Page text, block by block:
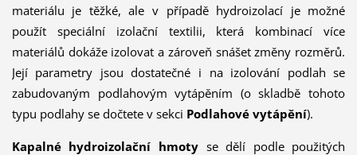
materiálu je těžké, ale v případě hydroizolací je možné
použít speciální izolační textilii, která kombinací více
materiálů dokáže izolovat a zároveň snášet změny rozměrů.
Její parametry jsou dostatečné i na izolování podlah se
zabudovaným podlahovým vytápěním (o skladbě tohoto
typu podlahy se dočtete v sekci Podlahové vytápění).
Kapalné hydroizolační hmoty se dělí podle použitých